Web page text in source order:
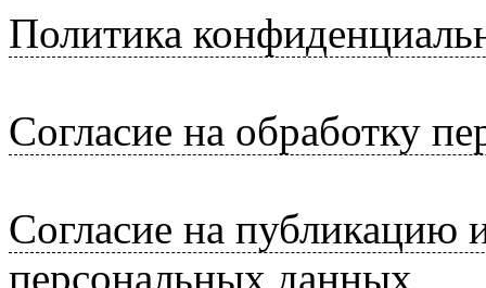
Политика
Согласие на обработку
Согласие на публикацию
персональных данных